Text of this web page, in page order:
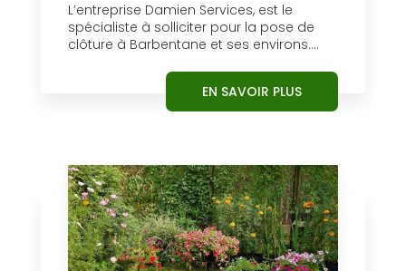
L’entreprise Damien Services, est le
spécialiste à solliciter pour la pose de
clôture à Barbentane et ses environs....
EN SAVOIR PLUS